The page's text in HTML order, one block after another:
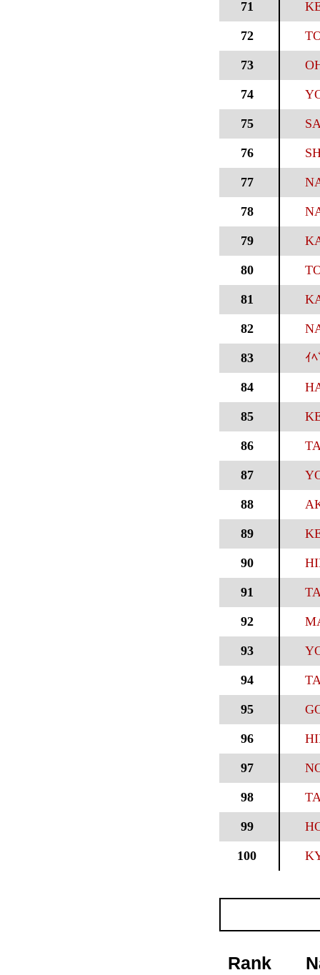
71
72
73
74
75
76
77
78
79
80
81
82
83 ｲ
84
85
86
87
88
89
90
91
92
93
94
95
96
97
98
99
100
Rank